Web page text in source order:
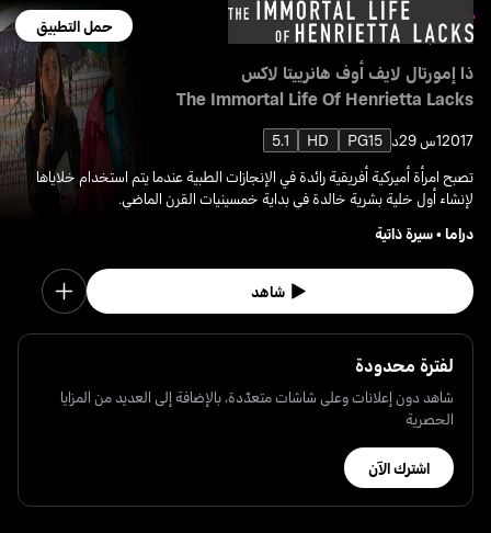
حمل التطبيق
ذا إمورتال لايف أوف هانرييتا لاكس
The Immortal Life Of Henrietta Lacks
20171س 29د PG15
HD
5.1
تصبح امرأة أميركية أفريقية رائدة في الإنجازات الطبية عندما يتم استخدام خلاياها
لإنشاء أول خلية بشرية خالدة في بداية خمسينيات القرن الماضي.
دراما•سيرة ذاتية
شاهد
لفترة محدودة
شاهد دون إعلانات وعلى شاشات متعدّدة، بالإضافة إلى العديد من المزايا
الحصرية
اشترك الآن